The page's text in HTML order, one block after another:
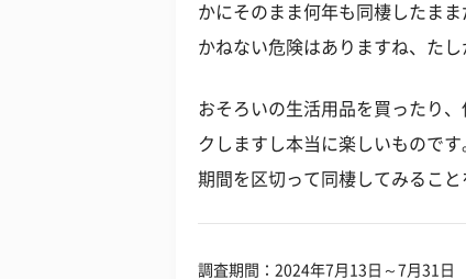
かにそのまま何年も同棲したま
かねない危険はありますね、た
おそろいの生活用品を買ったり
クしますし本当に楽しいもので
期間を区切って同棲してみること
調査期間：2024年7月13日～7月31日